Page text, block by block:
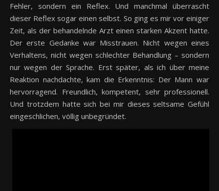
Fehler, sondern ein Reflex. Und manchmal überrascht
dieser Reflex sogar einen selbst. So ging es mir vor einiger
Zeit, als der behandelnde Arzt einen starken Akzent hatte.
Der erste Gedanke war Misstrauen. Nicht wegen eines
Verhaltens, nicht wegen schlechter Behandlung – sondern
nur wegen der Sprache. Erst später, als ich über meine
Reaktion nachdachte, kam die Erkenntnis: Der Mann war
hervorragend. Freundlich, kompetent, sehr professionell.
Und trotzdem hatte sich bei mir dieses seltsame Gefühl
eingeschlichen, völlig unbegründet.